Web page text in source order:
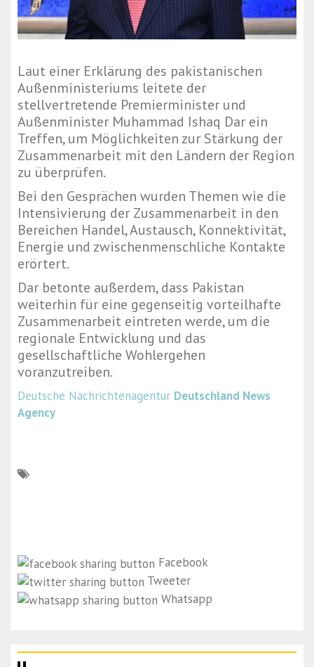
Laut einer Erklärung des pakistanischen
Außenministeriums leitete der
stellvertretende Premierminister und
Außenminister Muhammad Ishaq Dar ein
Treffen, um Möglichkeiten zur Stärkung der
Zusammenarbeit mit den Ländern der Region
zu überprüfen.
Bei den Gesprächen wurden Themen wie die
Intensivierung der Zusammenarbeit in den
Bereichen Handel, Austausch, Konnektivität,
Energie und zwischenmenschliche Kontakte
erörtert.
Dar betonte außerdem, dass Pakistan
weiterhin für eine gegenseitig vorteilhafte
Zusammenarbeit eintreten werde, um die
regionale Entwicklung und das
gesellschaftliche Wohlergehen
voranzutreiben.
Deutsche Nachrichtenagentur Deutschland News
Agency
Facebook
Tweeter
Whatsapp